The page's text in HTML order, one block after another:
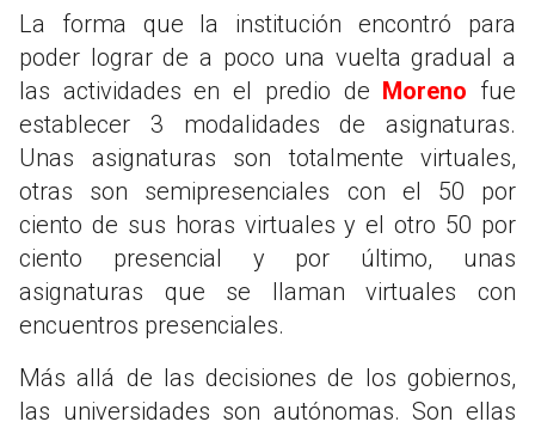
La forma que la institución encontró para
poder lograr de a poco una vuelta gradual a
las actividades en el predio de Moreno fue
establecer 3 modalidades de asignaturas.
Unas asignaturas son totalmente virtuales,
otras son semipresenciales con el 50 por
ciento de sus horas virtuales y el otro 50 por
ciento presencial y por último, unas
asignaturas que se llaman virtuales con
encuentros presenciales.
Más allá de las decisiones de los gobiernos,
las universidades son autónomas. Son ellas